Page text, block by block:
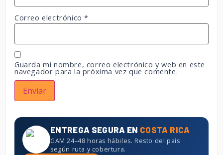
Correo electrónico*
Guarda mi nombre, correo electrónico y web en este
navegador para la próxima vez que comente.
ENTREGA SEGURA EN COSTA RICA
GAM 24–48 horas hábiles. Resto del país
según ruta y cobertura.